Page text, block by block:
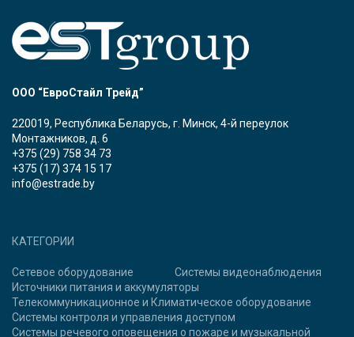
ООО “ЕвроСтайл Трейд”
220019, Республика Беларусь, г. Минск, 4-й переулок
Монтажников, д. 6
+375 (29) 758 34 73
+375 (17) 374 15 17
info@estrade.by
КАТЕГОРИИ
Сетевое оборудование
Системы видеонаблюдения
Источники питания и аккумуляторы
Телекоммуникационное и Климатическое оборудование
Системы контроля и управления доступом
Системы речевого оповещения о пожаре и музыкальной